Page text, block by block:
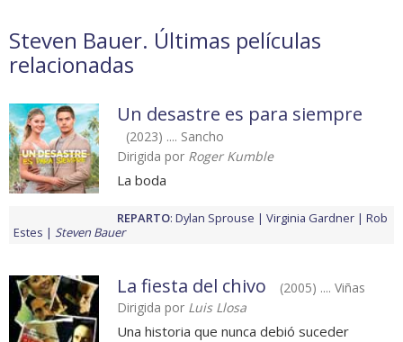
Steven Bauer. Últimas películas
relacionadas
Un desastre es para siempre
(2023) .... Sancho
Dirigida por Roger Kumble
La boda
REPARTO: Dylan Sprouse Virginia Gardner
Rob
Estes
Steven Bauer
La fiesta del chivo
(2005) .... Viñas
Dirigida por Luis Llosa
Una historia que nunca debió suceder